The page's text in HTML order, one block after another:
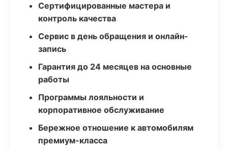
Сертифицированные мастера и
контроль качества
Сервис в день обращения и онлайн-
запись
Гарантия до 24 месяцев на основные
работы
Программы лояльности и
корпоративное обслуживание
Бережное отношение к автомобилям
премиум-класса